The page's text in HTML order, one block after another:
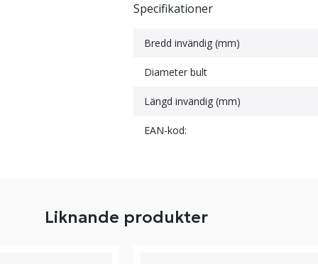
Specifikationer
Bredd invändig (mm)
Diameter bult
Längd invändig (mm)
EAN-kod:
Liknande produkter